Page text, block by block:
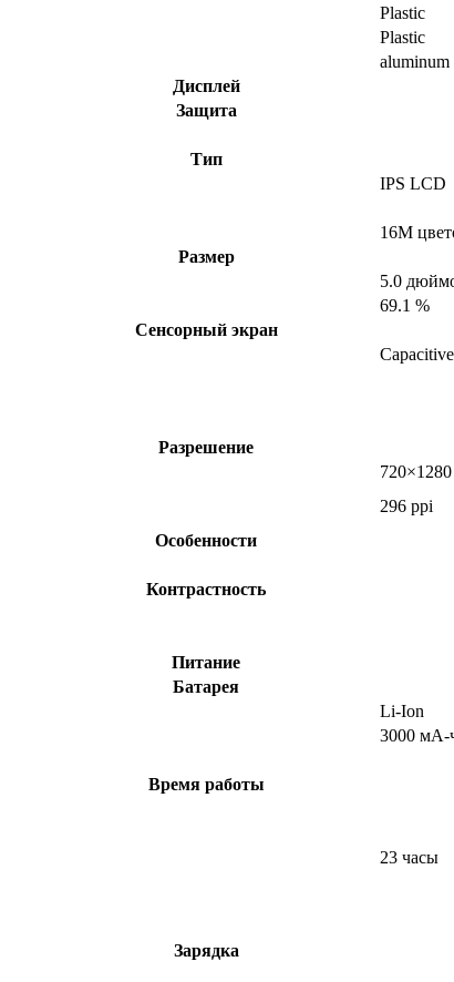
Plastic
Plastic
aluminum
Дисплей
Защита
Тип
IPS LCD
16M
Размер
5.0
69.1 %
Сенсорный экран
Разрешение
296 ppi
Особенности
Контрастность
Питание
Батарея
Li-Ion
3000 мА-
Время работы
23 часы
Зарядка